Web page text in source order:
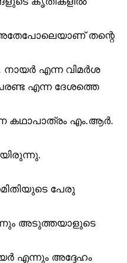
തന്റെ
എന്ന വിമർശ
എന്ന ദേശത്തെ
കഥാപാത്രം എം.ആർ.
പേരു
അടുത്തയാളുടെ
എന്നും അദ്ദേഹം